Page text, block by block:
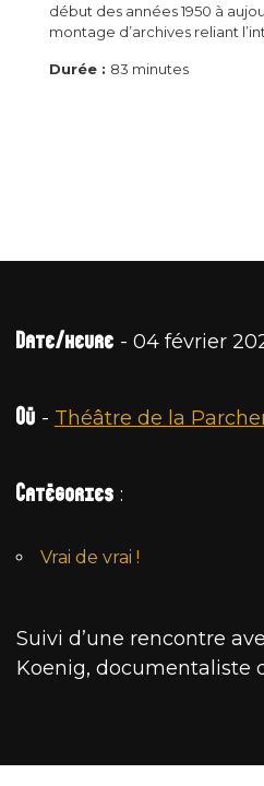
début des années 1950 à
montage d’archives reliant
Durée : 83 minutes
Date/heure - 04 février
Où - Théâtre de la
Catégories :
Vrai de vrai !
Suivi d’une rencontre
Koenig, documentaliste